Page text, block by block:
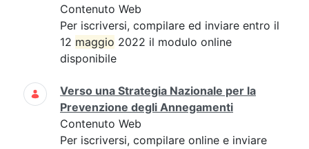
Contenuto Web
Per iscriversi, compilare ed inviare entro il
12 maggio 2022 il modulo online
disponibile
Verso una Strategia Nazionale per la
Prevenzione degli Annegamenti
Contenuto Web
Per iscriversi, compilare online e inviare